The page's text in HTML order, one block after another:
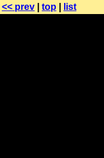
<< prev top list